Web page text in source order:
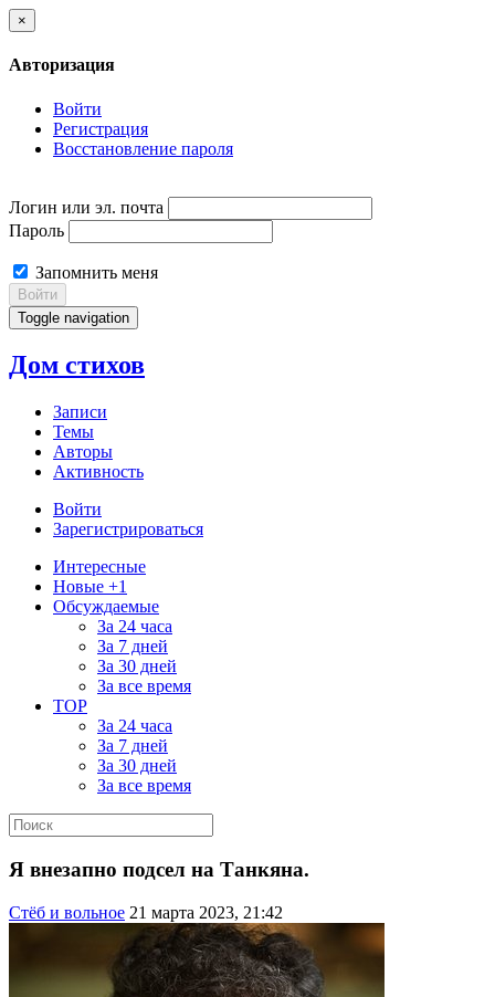
×
Авторизация
Войти
Регистрация
Восстановление пароля
Логин или эл. почта
Пароль
Запомнить меня
Войти
Toggle navigation
Дом стихов
Записи
Темы
Авторы
Активность
Войти
Зарегистрироваться
Интересные
Новые +1
Обсуждаемые
За 24 часа
За 7 дней
За 30 дней
За все время
TOP
За 24 часа
За 7 дней
За 30 дней
За все время
Я внезапно подсел на Танкяна.
Стёб и вольное 21 марта 2023, 21:42